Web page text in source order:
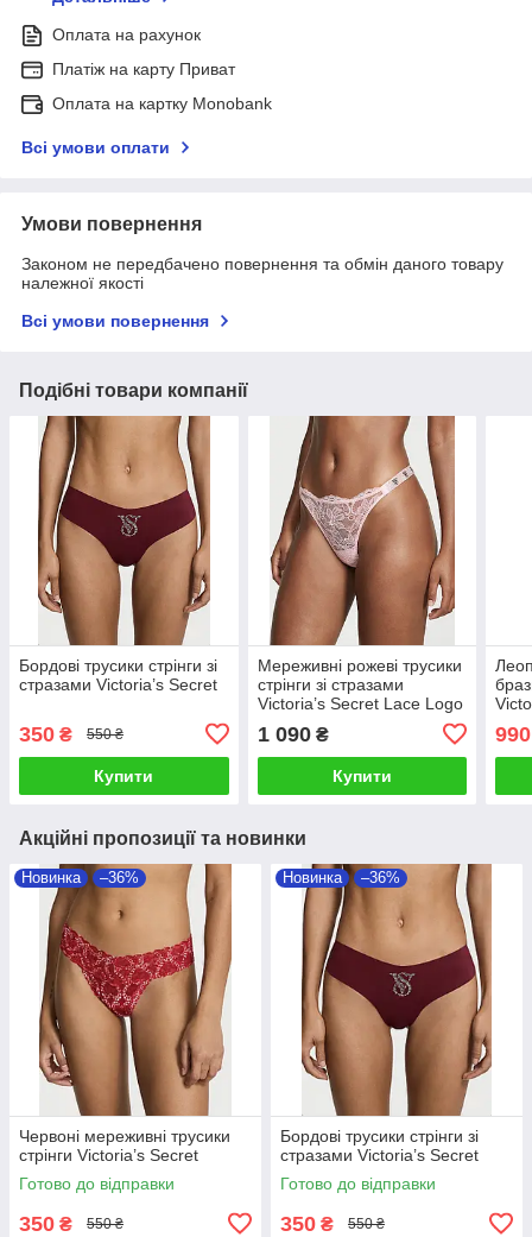
Оплата на рахунок
Платіж на карту Приват
Оплата на картку Monobank
Всі умови оплати
Умови повернення
Законом не передбачено повернення та обмін даного товару
належної якості
Всі умови повернення
Подібні товари компанії
Бордові трусики стрінги зі
стразами Victoria’s Secret
350 ₴ 550 ₴
Купити
Мереживні рожеві трусики
стрінги зі стразами
Victoria’s Secret Lace Logo
1 090₴
Купити
990
Акційні пропозиції та новинки
Новинка –36%
Червоні мереживні трусики
стрінги Victoria’s Secret
Готово до відправки
350 ₴ 550 ₴
Новинка –36%
Бордові трусики стрінги зі
стразами Victoria’s Secret
Готово до відправки
350 ₴ 550 ₴